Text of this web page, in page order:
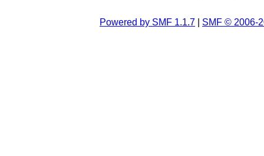
Powered by SMF 1.1.7 SMF © 2006-